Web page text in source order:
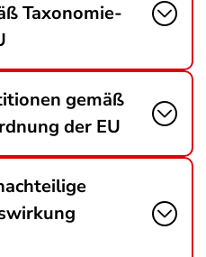
Taxonomie-
gemäß
der EU